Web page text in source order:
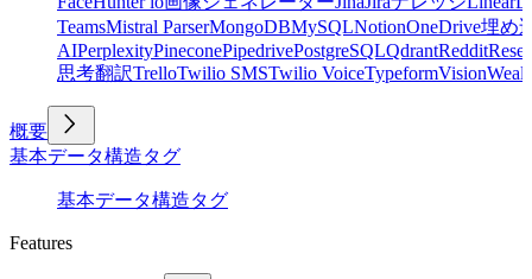
TeamsMistral ParserMongoDBMySQLNotionOneDrive埋め
AIPerplexityPineconePipedrivePostgreSQLQdrantReddit
思考翻訳TrelloTwilio SMSTwilio VoiceTypeformVision
概要
基本データ構造タグ
基本データ構造タグ
Features